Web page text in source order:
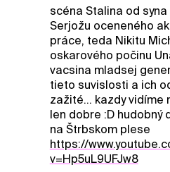
scéna Stalina od
Serjožu oceneného
práce, teda Nikitu
oskarového počinu
vacsina mladsej
tieto suvislosti a ich
zažité... kazdy vidíme
len dobre :D
na Štrbskom plese
https://
v=Hp5uL9UFJw8